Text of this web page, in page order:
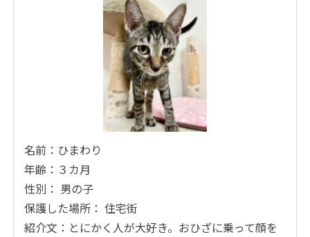
名前：ひまわり
年齢：３カ月
性別： 男の子
保護した場所： 住宅街
紹介文：とにかく人が大好き。おひざに乗って顔を